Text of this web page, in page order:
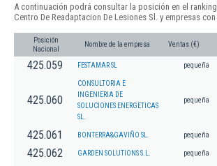
A continuación podrá consultar la posición en el
Centro De Readaptacion De Lesiones Sl. y empresas
Posición
Nacional
Nombre de la empresa Ventas (€)
425.059 FESTAMAR SL pequeña
425.060
CONSULTORIA E
INGENIERIA DE
SOLUCIONES ENERGETICAS
SL.
pequeña
425.061 BONTERRA&GAVIÑO SL. pequeña
425.062 GARDEN SOLUTIONS S.L. pequeña